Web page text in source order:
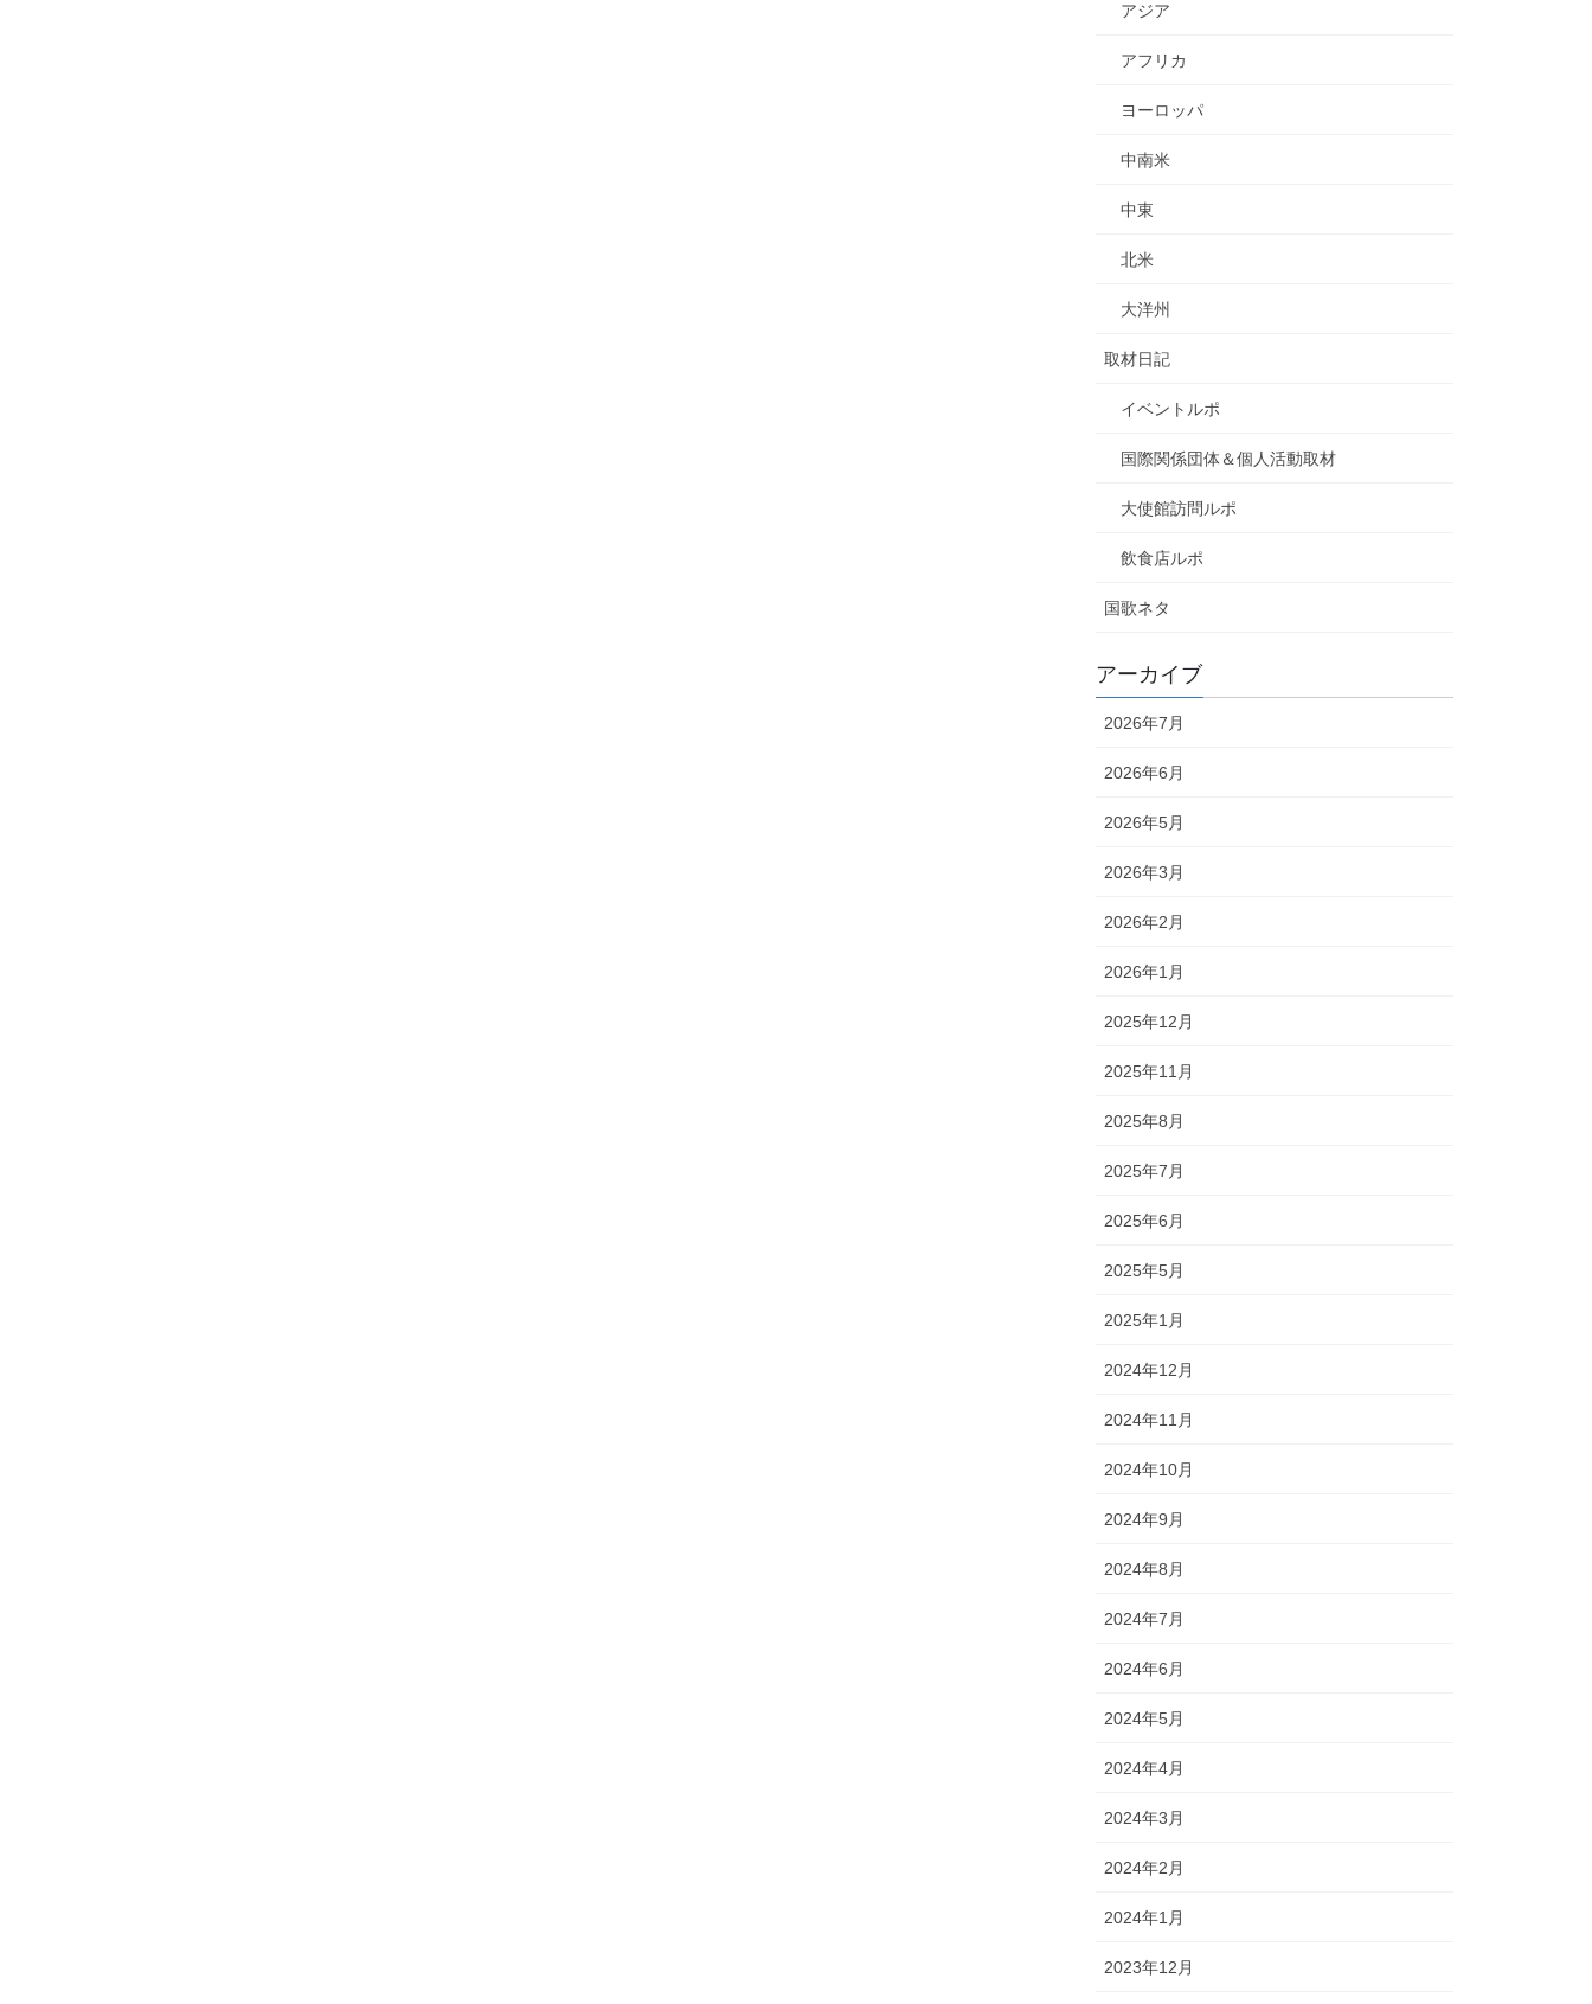
アジア
アフリカ
ヨーロッパ
中南米
中東
北米
大洋州
取材日記
イベントルポ
国際関係団体＆個人活動取材
大使館訪問ルポ
飲食店ルポ
国歌ネタ
アーカイブ
2026年7月
2026年6月
2026年5月
2026年3月
2026年2月
2026年1月
2025年12月
2025年11月
2025年8月
2025年7月
2025年6月
2025年5月
2025年1月
2024年12月
2024年11月
2024年10月
2024年9月
2024年8月
2024年7月
2024年6月
2024年5月
2024年4月
2024年3月
2024年2月
2024年1月
2023年12月